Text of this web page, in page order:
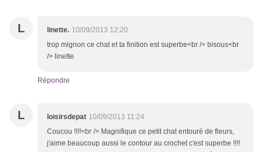
L linette. 10/09/2013 12:20
trop mignon ce chat et ta finition est superbe<br /> bisous<br
/> linette
Répondre
L loisirsdepat 10/09/2013 11:24
Coucou !!!!<br /> Magnifique ce petit chat entouré de fleurs,
j'aime beaucoup aussi le contour au crochet c'est superbe !!!!